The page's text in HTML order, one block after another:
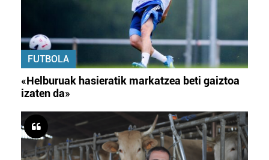
FUTBOLA
«Helburuak hasieratik markatzea beti gaiztoa
izaten da»